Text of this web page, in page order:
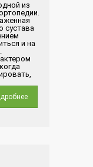
из
сустава
и на